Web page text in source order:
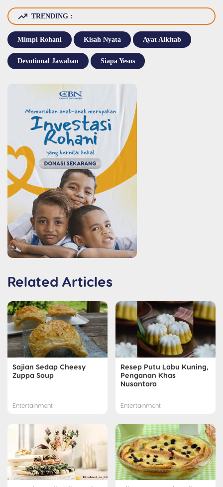
TRENDING :
Mimpi Rohani Kisah Nyata Ayat Alkitab
Devotional Jawaban Siapa Yesus
Related Articles
Sajian Sedap Cheesy
Zuppa Soup
Entertainment
Resep Putu Labu Kuning,
Penganan Khas
Nusantara
Entertainment